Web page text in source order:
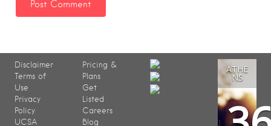
Disclaimer
Terms of
Use
Privacy
Policy
UCSA
Pricing &
Plans
Get
Listed
Careers
Blog
ATHE
NS